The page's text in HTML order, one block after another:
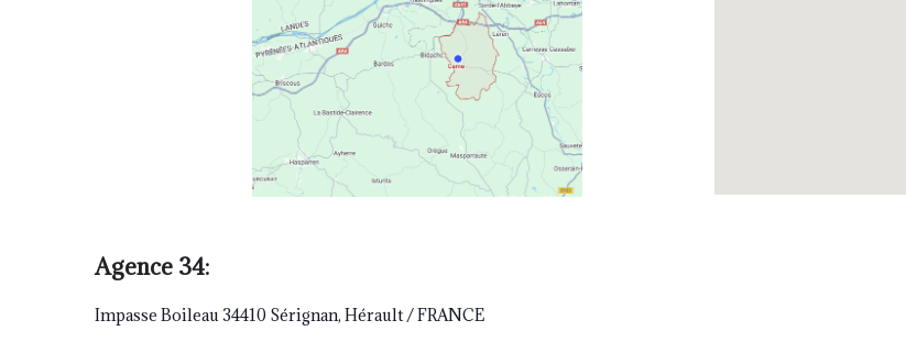
Agence 34:
Impasse Boileau 34410 Sérignan, Hérault / FRANCE